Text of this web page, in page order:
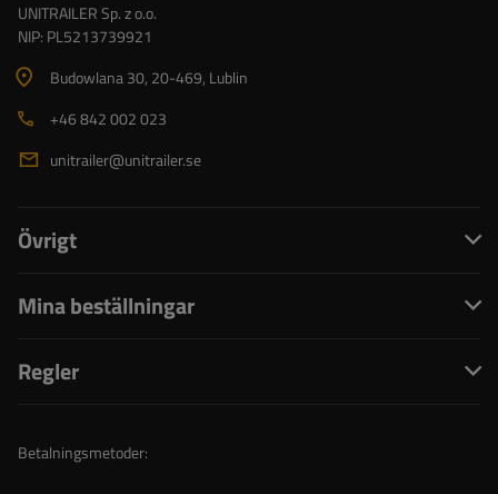
UNITRAILER Sp. z o.o.
NIP: PL5213739921
Budowlana 30, 20-469, Lublin
+46 842 002 023
unitrailer@unitrailer.se
Övrigt
Mina beställningar
Regler
Betalningsmetoder: